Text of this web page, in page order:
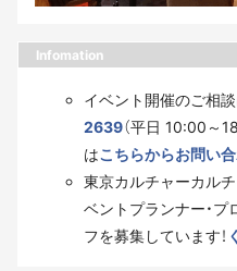
Infomation
イベント開催のご相
2639（平日 10:00～
はこちらからお問い
東京カルチャーカル
ベントプランナー・プ
フを募集しています！